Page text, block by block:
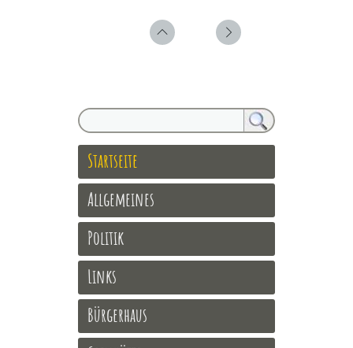
Startseite
Allgemeines
Politik
Links
Bürgerhaus